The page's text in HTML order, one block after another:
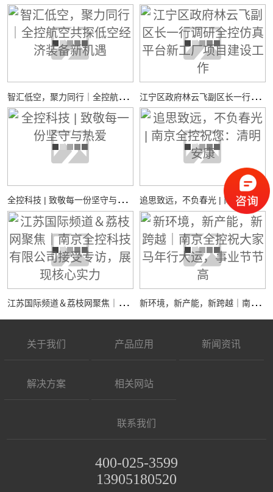
智
汇低空，聚力同行｜全控航空共探低空经济装备新机遇 江
宁区政府林云飞副区长一行调研全控仿真平台新工厂项目建设工作
全
控科技 | 致敬每一份坚守与热爱 追
思致远，不负春光 | 南京全控祝您：清明安康
江
苏国际频道＆荔枝网聚焦｜南京全控科技有限公司接受专访，展现核心实力 新
环境，新产能，新跨越｜南京全控祝大家马年行大运，事业节节高
关于我们 产品应用 新闻资讯
解决方案 相关网站
联系我们
400-025-3599
13905180520